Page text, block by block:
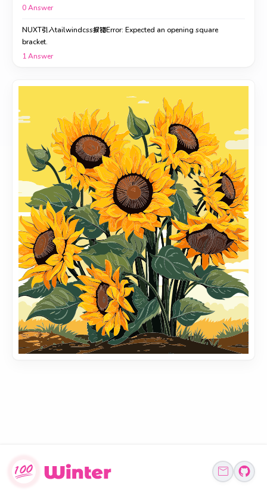
0Answer
NUXT引入tailwindcss报错Error: Expected an opening square
bracket.
1Answer